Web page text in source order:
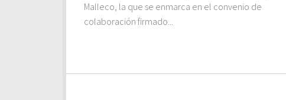
Malleco, la que se enmarca en el convenio de
colaboración firmado...